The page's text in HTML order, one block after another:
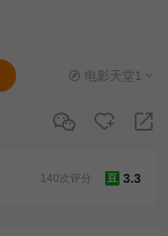
电影天堂1
豆 3.3
140次评分